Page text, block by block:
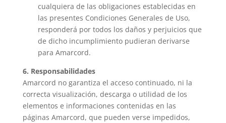
cualquiera de las obligaciones establecidas en
las presentes Condiciones Generales de Uso,
responderá por todos los daños y perjuicios que
de dicho incumplimiento pudieran derivarse
para Amarcord.
6. Responsabilidades
Amarcord no garantiza el acceso continuado, ni la
correcta visualización, descarga o utilidad de los
elementos e informaciones contenidas en las
páginas Amarcord, que pueden verse impedidos,